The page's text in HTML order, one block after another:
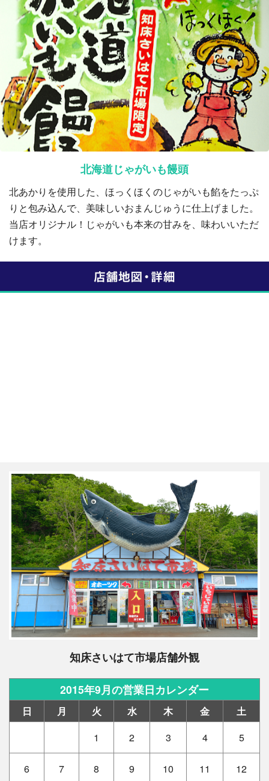
北海道じゃがいも饅頭
北あかりを使用した、ほっくほくのじゃがいも餡をたっぷ
りと包み込んで、美味しいおまんじゅうに仕上げました。
当店オリジナル！じゃがいも本来の甘みを、味わいいただ
けます。
知床さいはて市場店舗外観
2015年9月の営業日カレンダー
日 月 火 水 木 金
土
1
2 3 4 5
6 7 8 9 10 11 12